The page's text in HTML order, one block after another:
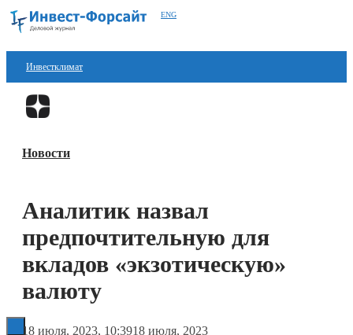
ENG
Инвестклимат
Финансы
Блокчейн
Книги
Новости
Аналитик назвал
предпочтительную для
вкладов «экзотическую»
валюту
18 июля, 2023, 10:3918 июля, 2023